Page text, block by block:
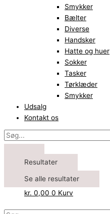
Smykker
Bælter
Diverse
Handsker
Hatte og huer
Sokker
Tasker
Tørklæder
Smykker
Udsalg
Kontakt os
Resultater
Se alle resultater
kr. 0,00 0 Kurv